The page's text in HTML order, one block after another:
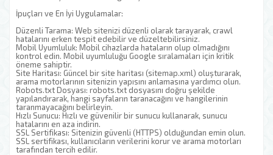
İpuçları ve En İyi Uygulamalar:
Düzenli Tarama: Web sitenizi düzenli olarak tarayarak, crawl
hatalarını erken tespit edebilir ve düzeltebilirsiniz.
Mobil Uyumluluk: Mobil cihazlarda hataların olup olmadığını
kontrol edin. Mobil uyumluluğu Google sıralamaları için kritik
öneme sahiptir.
Site Haritası: Güncel bir site haritası (sitemap.xml) oluşturarak,
arama motorlarının sitenizin yapısını anlamasına yardımcı olun.
Robots.txt Dosyası: robots.txt dosyasını doğru şekilde
yapılandırarak, hangi sayfaların taranacağını ve hangilerinin
taranmayacağını belirleyin.
Hızlı Sunucu: Hızlı ve güvenilir bir sunucu kullanarak, sunucu
hatalarını en aza indirin.
SSL Sertifikası: Sitenizin güvenli (HTTPS) olduğundan emin olun.
SSL sertifikası, kullanıcıların verilerini korur ve arama motorları
tarafından tercih edilir.